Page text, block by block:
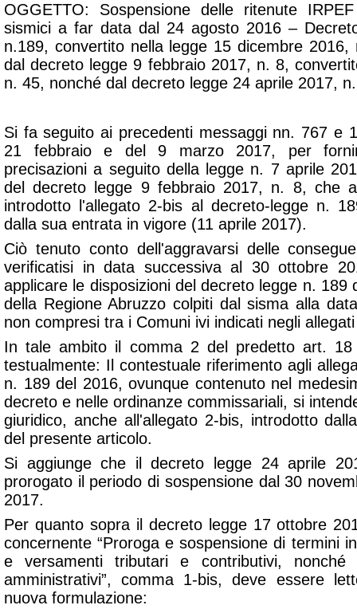
OGGETTO: Sospensione delle ritenute
sismici a far data dal 24 agosto 2016 –
n.189, convertito nella legge 15 dicembre
dal decreto legge 9 febbraio 2017, n. 8,
n. 45, nonché dal decreto legge 24 aprile 2017,
Si fa seguito ai precedenti messaggi nn. 767 e
21 febbraio e del 9 marzo 2017, per
precisazioni a seguito della legge n. 7 aprile
del decreto legge 9 febbraio 2017, n. 8, che
introdotto l'allegato 2-bis al decreto-legge n.
dalla sua entrata in vigore (11 aprile 2017).
Ciò tenuto conto dell'aggravarsi delle
verificatisi in data successiva al 30 ottobre
applicare le disposizioni del decreto legge n. 189
della Regione Abruzzo colpiti dal sisma alla
non compresi tra i Comuni ivi indicati negli
In tale ambito il comma 2 del predetto art.
testualmente: Il contestuale riferimento agli
n. 189 del 2016, ovunque contenuto nel
decreto e nelle ordinanze commissariali, si
giuridico, anche all'allegato 2-bis, introdotto
del presente articolo.
Si aggiunge che il decreto legge 24 aprile
prorogato il periodo di sospensione dal 30
2017.
Per quanto sopra il decreto legge 17 ottobre
concernente “Proroga e sospensione di termini
e versamenti tributari e contributivi, nonché
amministrativi”, comma 1-bis, deve essere
nuova formulazione: